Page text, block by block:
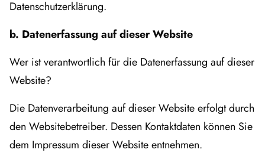
Datenschutzerklärung.
b. Datenerfassung auf dieser Website
Wer ist verantwortlich für die Datenerfassung auf dieser
Website?
Die Datenverarbeitung auf dieser Website erfolgt durch
den Websitebetreiber. Dessen Kontaktdaten können Sie
dem Impressum dieser Website entnehmen.